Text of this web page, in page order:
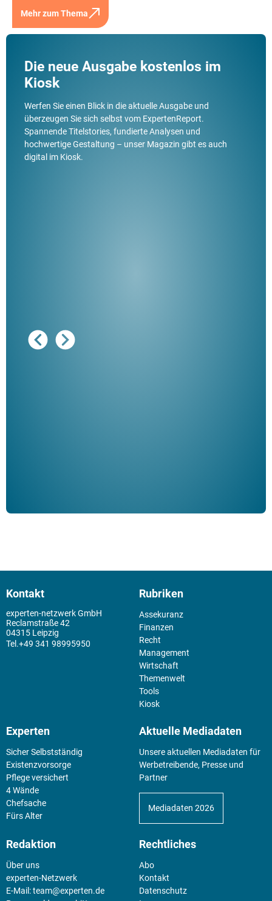
Mehr zum Thema
Die neue Ausgabe kostenlos im
Kiosk
Werfen Sie einen Blick in die aktuelle Ausgabe und
überzeugen Sie sich selbst vom ExpertenReport.
Spannende Titelstories, fundierte Analysen und
hochwertige Gestaltung – unser Magazin gibt es auch
digital im Kiosk.
Kontakt
experten-netzwerk GmbH
Reclamstraße 42
04315 Leipzig
+49 341 98995950
Rubriken
Assekuranz
Finanzen
Recht
Management
Wirtschaft
Themenwelt
Tools
Kiosk
Experten
Sicher Selbstständig
Existenz­vorsorge
Pflege versichert
4 Wände
Chefsache
Fürs Alter
Aktuelle Mediadaten
Unsere aktuellen Mediadaten für
Werbetreibende, Presse und
Partner
Mediadaten 2026
Redaktion
Über uns
experten-Netzwerk
E-Mail:team@experten.de
Rechtliches
Abo
Kontakt
Datenschutz